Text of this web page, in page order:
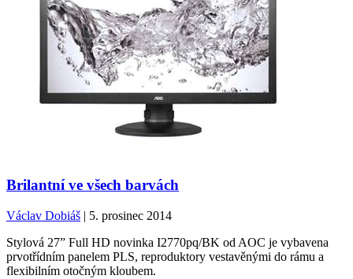
Brilantní ve všech barvách
Václav Dobiáš | 5. prosinec 2014
Stylová 27” Full HD novinka I2770pq/BK od AOC je vybavena
prvotřídním panelem PLS, reproduktory vestavěnými do rámu a
flexibilním otočným kloubem.